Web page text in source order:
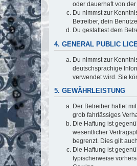
oder dauerhaft von
Du nimmst zur
Betreiber, dein
Du gestattest dem
4. GENERAL PUBLIC
Du nimmst zur
deutschsprachige
verwendet wird. Sie
5. GEWÄHRLEISTUNG
Der Betreiber haftet
grob fahrlässiges
Die Haftung ist
wesentlicher
begrenzt. Dies gilt
Die Haftung ist
typischerweise